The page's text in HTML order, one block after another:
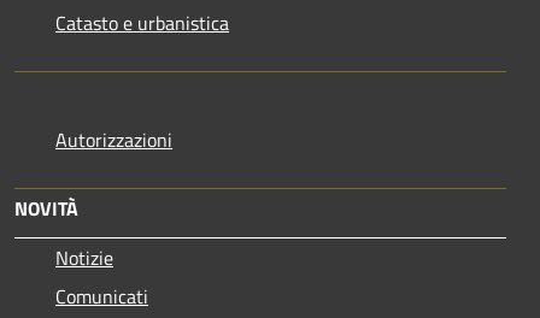
Catasto e urbanistica
Autorizzazioni
NOVITÀ
Notizie
Comunicati